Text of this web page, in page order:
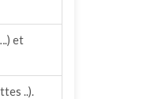
et
..).